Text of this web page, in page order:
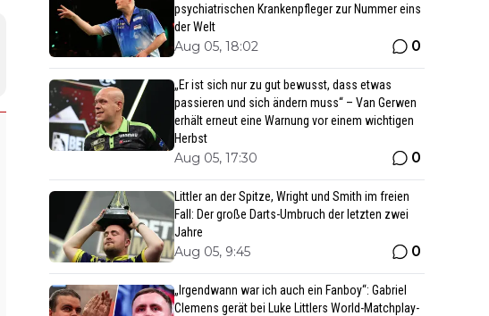
psychiatrischen Krankenpfleger zur Nummer eins
der Welt
Aug 05, 18:02 0
„Er ist sich nur zu gut bewusst, dass etwas
passieren und sich ändern muss“ – Van Gerwen
erhält erneut eine Warnung vor einem wichtigen
Herbst
Aug 05, 17:30 0
Littler an der Spitze, Wright und Smith im freien
Fall: Der große Darts-Umbruch der letzten zwei
Jahre
Aug 05, 9:45 0
„Irgendwann war ich auch ein Fanboy“: Gabriel
Clemens gerät bei Luke Littlers World-Matchplay-